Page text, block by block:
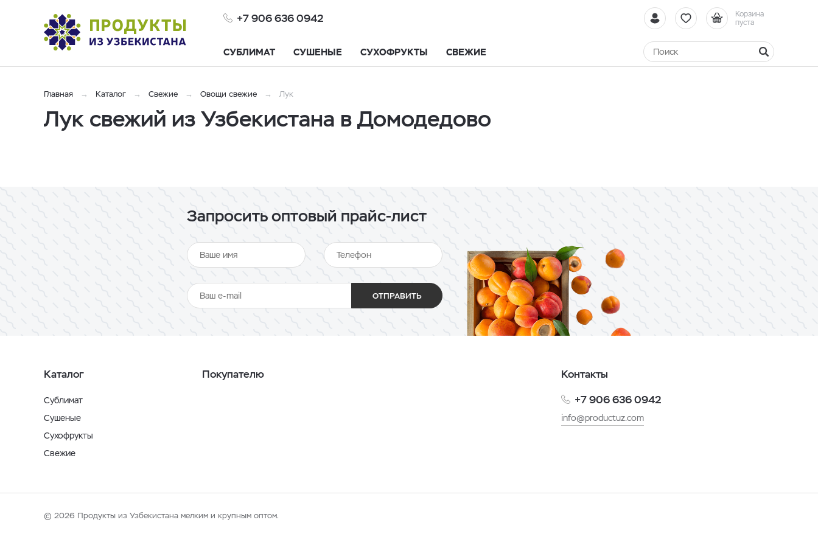
+7 906 636 0942
Корзина
пуста
СУБЛИМАТ СУШЕНЫЕ СУХОФРУКТЫ СВЕЖИЕ
Главная Каталог Свежие Овощи свежие Лук
Лук свежий из Узбекистана в Домодедово
Запросить оптовый прайс-лист
ОТПРАВИТЬ
Каталог
Сублимат
Сушеные
Сухофрукты
Свежие
Покупателю
Контакты
+7 906 636 0942
info@productuz.com
© 2026 Продукты из Узбекистана мелким и крупным оптом.